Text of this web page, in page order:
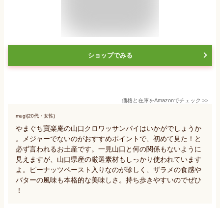
ショップでみる
価格と在庫をAmazonでチェック >>
mugi(20代・女性)
やまぐち寶楽庵の山口クロワッサンパイはいかがでしょうか
。メジャーでないのがおすすめポイントで、初めて見た！と
必ず言われるお土産です。一見山口と何の関係もないように
見えますが、山口県産の厳選素材もしっかり使われています
よ。ピーナッツペースト入りなのが珍しく、ザラメの食感や
バターの風味も本格的な美味しさ。持ち歩きやすいのでぜひ
！